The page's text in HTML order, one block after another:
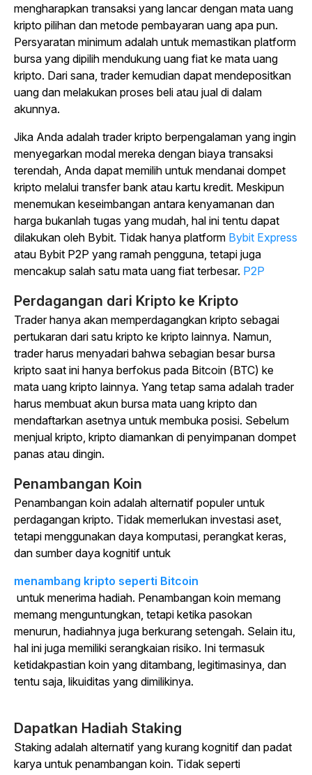
mengharapkan transaksi yang lancar dengan mata uang
kripto pilihan dan metode pembayaran uang apa pun.
Persyaratan minimum adalah untuk memastikan platform
bursa yang dipilih mendukung uang fiat ke mata uang
kripto. Dari sana, trader kemudian dapat mendepositkan
uang dan melakukan proses beli atau jual di dalam
akunnya.
Jika Anda adalah trader kripto berpengalaman yang ingin
menyegarkan modal mereka dengan biaya transaksi
terendah, Anda dapat memilih untuk mendanai dompet
kripto melalui transfer bank atau kartu kredit. Meskipun
menemukan keseimbangan antara kenyamanan dan
harga bukanlah tugas yang mudah, hal ini tentu dapat
dilakukan oleh Bybit. Tidak hanya platform Bybit Express
atau Bybit P2P yang ramah pengguna, tetapi juga
mencakup salah satu mata uang fiat terbesar. P2P
Perdagangan dari Kripto ke Kripto
Trader hanya akan memperdagangkan kripto sebagai
pertukaran dari satu kripto ke kripto lainnya. Namun,
trader harus menyadari bahwa sebagian besar bursa
kripto saat ini hanya berfokus pada Bitcoin (BTC) ke
mata uang kripto lainnya. Yang tetap sama adalah trader
harus membuat akun bursa mata uang kripto dan
mendaftarkan asetnya untuk membuka posisi. Sebelum
menjual kripto, kripto diamankan di penyimpanan dompet
panas atau dingin.
Penambangan Koin
Penambangan koin adalah alternatif populer untuk
perdagangan kripto. Tidak memerlukan investasi aset,
tetapi menggunakan daya komputasi, perangkat keras,
dan sumber daya kognitif untuk
menambang kripto seperti Bitcoin
untuk menerima hadiah. Penambangan koin memang
memang menguntungkan, tetapi ketika pasokan
menurun, hadiahnya juga berkurang setengah. Selain itu,
hal ini juga memiliki serangkaian risiko. Ini termasuk
ketidakpastian koin yang ditambang, legitimasinya, dan
tentu saja, likuiditas yang dimilikinya.
Dapatkan Hadiah Staking
Staking adalah alternatif yang kurang kognitif dan padat
karya untuk penambangan koin. Tidak seperti